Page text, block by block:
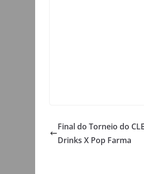
Final do Torneio do
Drinks X Pop Farma